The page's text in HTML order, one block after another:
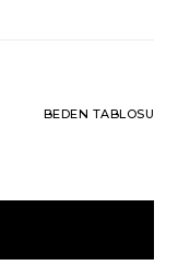
BEDEN TABLOSU